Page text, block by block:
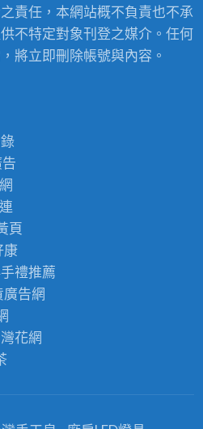
責任，本網站概不負責也不承
不特定對象刊登之媒介。任何
將立即刪除帳號與內容。
頁
康
禮推薦
廣告網
花網